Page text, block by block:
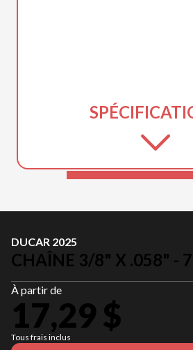
DUCAR 2025
CHAÎNE 3/8" X .058" -
À partir de
17,29 $
Tous frais inclus